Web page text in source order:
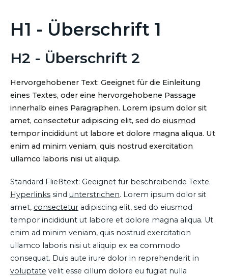
H1 - Überschrift 1
H2 - Überschrift 2
Hervorgehobener Text: Geeignet für die Einleitung
eines Textes, oder eine hervorgehobene Passage
innerhalb eines Paragraphen. Lorem ipsum dolor sit
amet, consectetur adipiscing elit, sed do eiusmod
tempor incididunt ut labore et dolore magna aliqua. Ut
enim ad minim veniam, quis nostrud exercitation
ullamco laboris nisi ut aliquip.
Standard Fließtext: Geeignet für beschreibende Texte.
Hyperlinks sind unterstrichen. Lorem ipsum dolor sit
amet, consectetur adipiscing elit, sed do eiusmod
tempor incididunt ut labore et dolore magna aliqua. Ut
enim ad minim veniam, quis nostrud exercitation
ullamco laboris nisi ut aliquip ex ea commodo
consequat. Duis aute irure dolor in reprehenderit in
voluptate velit esse cillum dolore eu fugiat nulla